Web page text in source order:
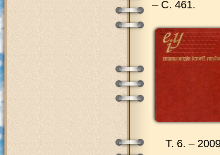
– С. 461.
Т. 6. –